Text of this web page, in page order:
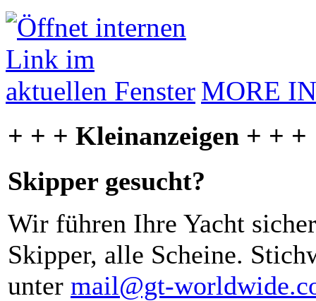
MORE
+ + + Kleinanzeigen + + +
Skipper gesucht?
Wir führen Ihre Yacht
Skipper, alle Scheine.
unter mail@gt-